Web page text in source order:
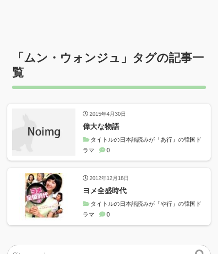
「ムン・ウォンジュ 」タグの記事一
覧
2015年4月30日
偉大な物語
タイトルの日本語読みが「あ行」の韓国ド
ラマ
0
2012年12月18日
ヨメ全盛時代
タイトルの日本語読みが「や行」の韓国ド
ラマ
0